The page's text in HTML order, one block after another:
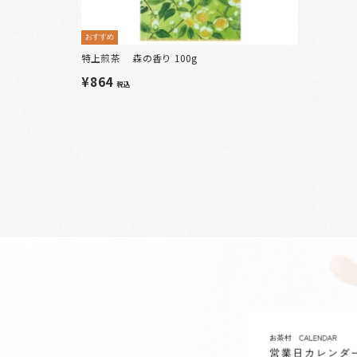
おすすめ
特上煎茶 森の香り 100g
¥864 税込